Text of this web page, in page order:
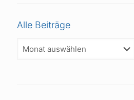
Alle Beiträge
Beiträge